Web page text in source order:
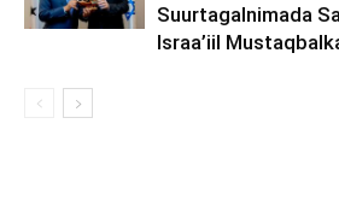
Suurtagalnimada
Israa’iil